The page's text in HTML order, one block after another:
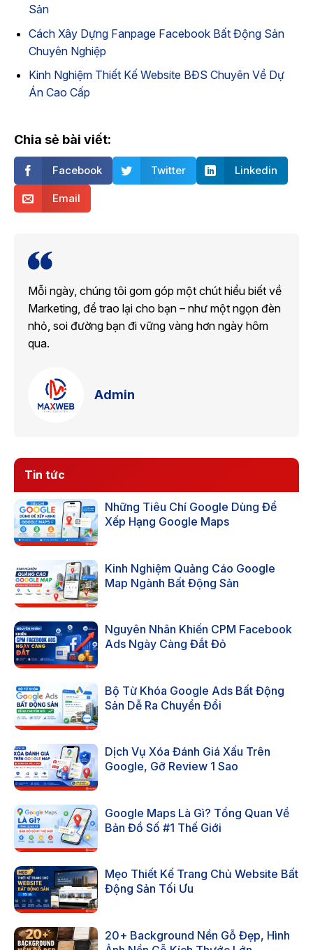
Sản
Cách Xây Dựng Fanpage Facebook Bất Động Sản
Chuyên Nghiệp
Kinh Nghiệm Thiết Kế Website BĐS Chuyên Về Dự
Án Cao Cấp
Chia sẻ bài viết:
Facebook Twitter Linkedin
Email
Mỗi ngày, chúng tôi gom góp một chút hiểu biết về
Marketing, để trao lại cho bạn – như một ngọn đèn
nhỏ, soi đường bạn đi vững vàng hơn ngày hôm
qua.
Admin
Tin tức
Những Tiêu Chí Google Dùng Để
Xếp Hạng Google Maps
Kinh Nghiệm Quảng Cáo Google
Map Ngành Bất Động Sản
Nguyên Nhân Khiến CPM Facebook
Ads Ngày Càng Đắt Đỏ
Bộ Từ Khóa Google Ads Bất Động
Sản Dễ Ra Chuyển Đổi
Dịch Vụ Xóa Đánh Giá Xấu Trên
Google, Gỡ Review 1 Sao
Google Maps Là Gì? Tổng Quan Về
Bản Đồ Số #1 Thế Giới
Mẹo Thiết Kế Trang Chủ Website Bất
Động Sản Tối Ưu
20+ Background Nền Gỗ Đẹp, Hình